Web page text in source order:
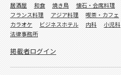
居酒屋 和食 焼き鳥 懐石・会席料理
フランス料理
アジア料理 喫茶・カフェ
カラオケ
ビジネスホテル 内科 小児科
法律事務所
掲載者ログイン